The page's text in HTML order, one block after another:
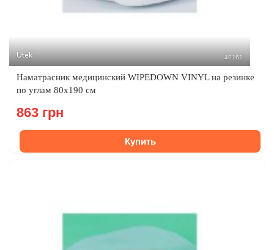
Utek 40161
Наматрасник медицинский WIPEDOWN VINYL на резинке
по углам 80х190 см
863 грн
Купить